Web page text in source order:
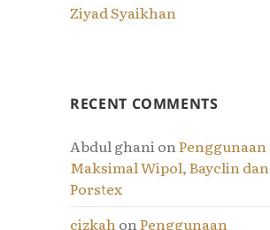
Ziyad Syaikhan
RECENT COMMENTS
Abdul ghanionPenggunaan
Maksimal Wipol, Bayclin dan
Porstex
cizkahonPenggunaan